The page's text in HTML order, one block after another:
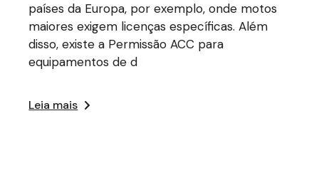
países da Europa, por exemplo, onde motos
maiores exigem licenças específicas. Além
disso, existe a Permissão ACC para
equipamentos de d
Leia mais